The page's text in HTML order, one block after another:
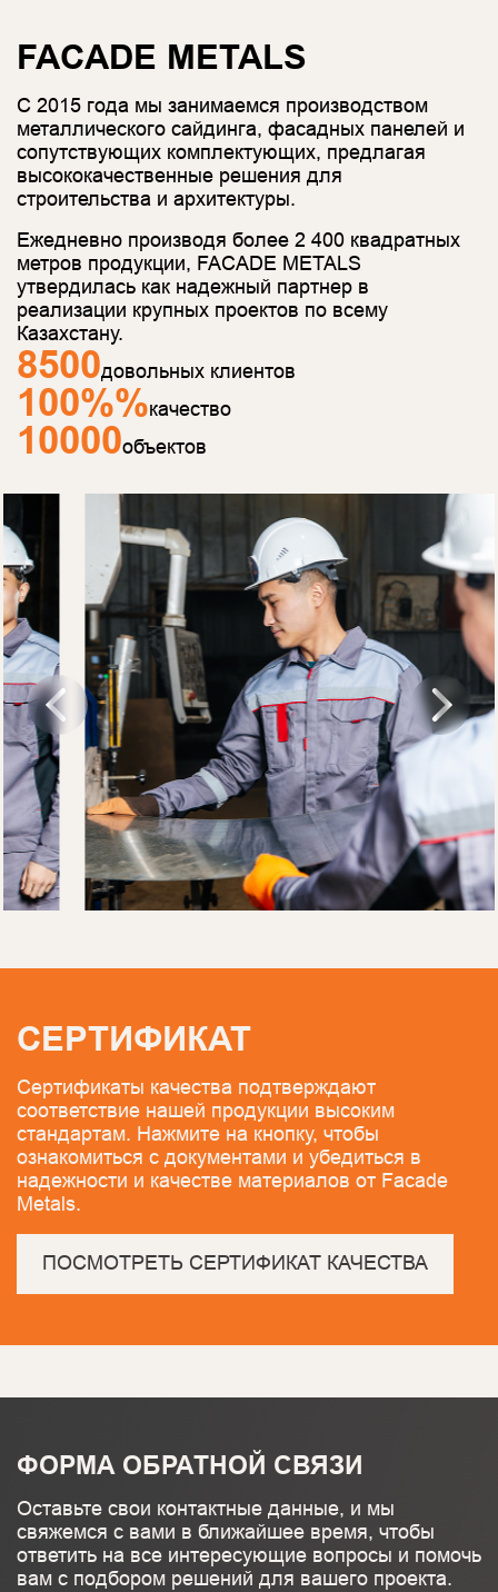
FACADE METALS
С 2015 года мы занимаемся производством
металлического сайдинга, фасадных панелей и
сопутствующих комплектующих, предлагая
высококачественные решения для
строительства и архитектуры.
Ежедневно производя более 2 400 квадратных
метров продукции, FACADE METALS
утвердилась как надежный партнер в
реализации крупных проектов по всему
Казахстану.
2563довольных клиентов
31%качество
3015объектов
СЕРТИФИКАТ
Сертификаты качества подтверждают
соответствие нашей продукции высоким
стандартам. Нажмите на кнопку, чтобы
ознакомиться с документами и убедиться в
надежности и качестве материалов от Facade
Metals.
ПОСМОТРЕТЬ СЕРТИФИКАТ КАЧЕСТВА
ФОРМА ОБРАТНОЙ СВЯЗИ
Оставьте свои контактные данные, и мы
свяжемся с вами в ближайшее время, чтобы
ответить на все интересующие вопросы и помочь
вам с подбором решений для вашего проекта.